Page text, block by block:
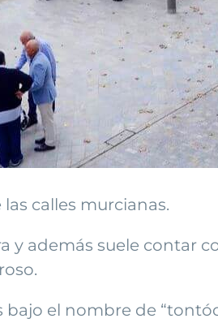
calles murcianas.
y además suele contar
bajo el nombre de